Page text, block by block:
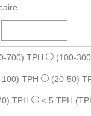
700) TPH (100-
100) TPH (20-50)
TPH < 5 TPH